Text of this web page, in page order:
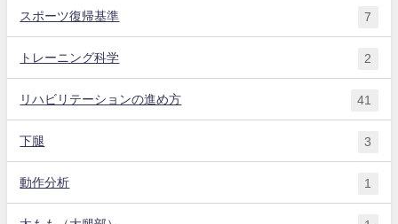
スポーツ復帰基準 7
トレーニング科学 2
リハビリテーションの進め方 41
下腿 3
動作分析 1